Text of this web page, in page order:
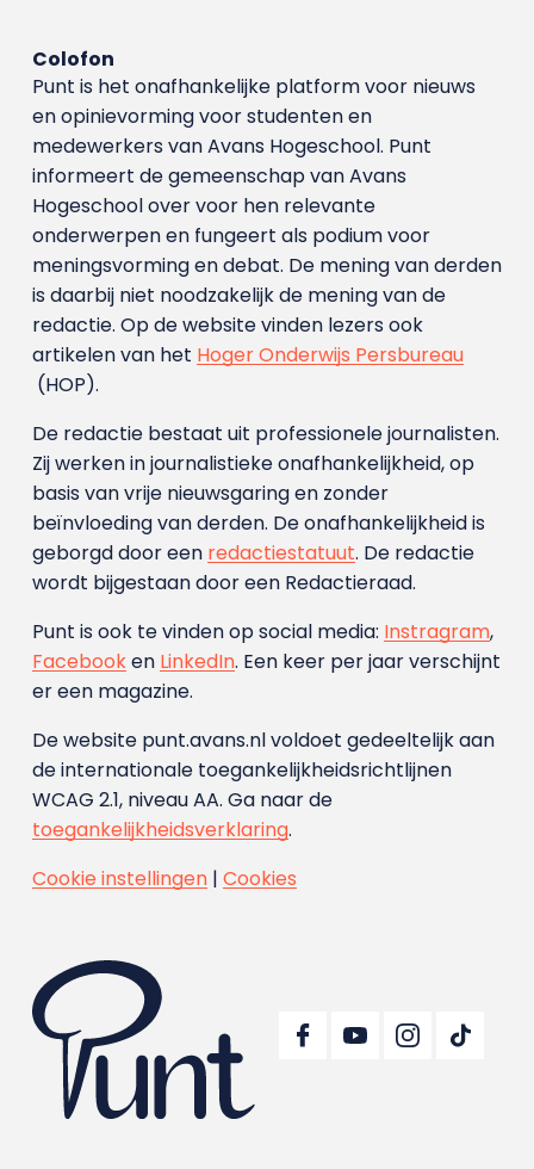
Colofon
Punt is het onafhankelijke platform voor nieuws
en opinievorming voor studenten en
medewerkers van Avans Hoge­school. Punt
informeert de gemeenschap van Avans
Hogeschool over voor hen relevante
onderwerpen en fungeert als podium voor
meningsvorming en debat. De mening van derden
is daarbij niet noodzakelijk de mening van de
redactie. Op de website vinden lezers ook
artikelen van het Hoger Onderwijs Persbureau
(HOP).
De redactie bestaat uit professionele journalisten.
Zij werken in journalistieke onafhankelijkheid, op
basis van vrije nieuwsgaring en zonder
beïnvloeding van derden. De onafhankelijkheid is
geborgd door een redactiestatuut. De redactie
wordt bijgestaan door een Redactieraad.
Punt is ook te vinden op social media: Instragram,
Facebooken LinkedIn. Een keer per jaar verschijnt
er een magazine.
De website punt.avans.nl voldoet gedeeltelijk aan
de internationale toegankelijkheidsrichtlijnen
WCAG 2.1, niveau AA. Ga naar de
toegankelijkheidsverklaring.
Cookie instellingen| Cookies